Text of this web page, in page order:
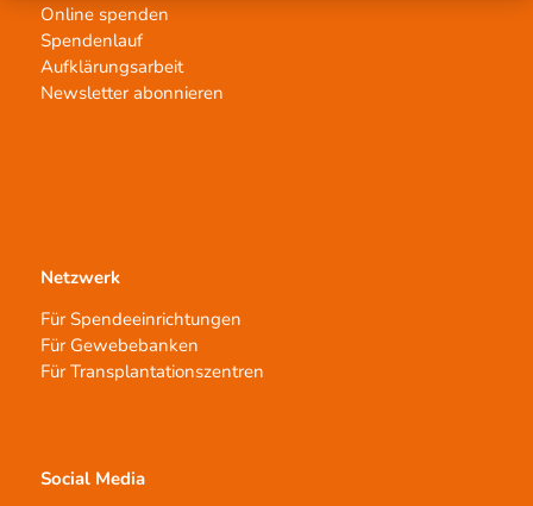
Online spenden
Spendenlauf
Aufklärungsarbeit
Newsletter abonnieren
Netzwerk
Für Spendeeinrichtungen
Für Gewebebanken
Für Transplantationszentren
Social Media